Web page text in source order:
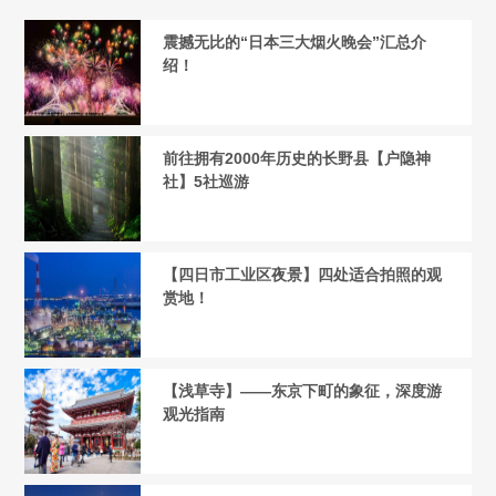
震撼无比的“日本三大烟火晚会”汇总介
绍！
前往拥有2000年历史的长野县【户隐神
社】5社巡游
【四日市工业区夜景】四处适合拍照的观
赏地！
【浅草寺】——东京下町的象征，深度游
观光指南